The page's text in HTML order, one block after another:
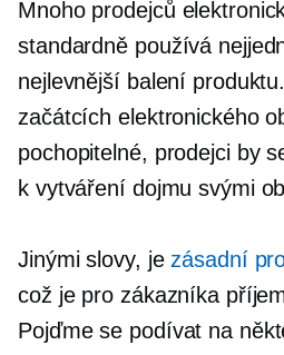
Mnoho prodejců
standardně používá
nejlevnější balení
začátcích elektronického
pochopitelné, prodejci by
k vytváření dojmu svými
Jinými slovy, je zásadní
což je pro zákazníka
Pojďme se podívat na